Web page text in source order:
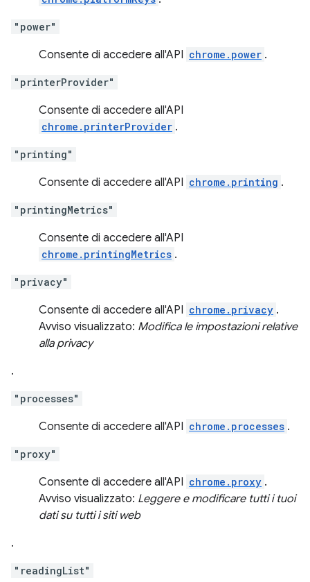
"power"
Consente di accedere all'API chrome.power .
"printerProvider"
Consente di accedere all'API
chrome.printerProvider .
"printing"
Consente di accedere all'API chrome.printing .
"printingMetrics"
Consente di accedere all'API
chrome.printingMetrics .
"privacy"
Consente di accedere all'API chrome.privacy .
Avviso visualizzato: Modifica le impostazioni relative
alla privacy
.
"processes"
Consente di accedere all'API chrome.processes .
"proxy"
Consente di accedere all'API chrome.proxy .
Avviso visualizzato: Leggere e modificare tutti i tuoi
dati su tutti i siti web
.
"readingList"